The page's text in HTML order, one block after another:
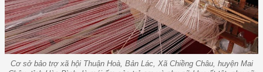
Cơ sở bảo trợ xã hội Thuận Hoà, Bản Lác, Xã Chiềng Châu, huyện Mai